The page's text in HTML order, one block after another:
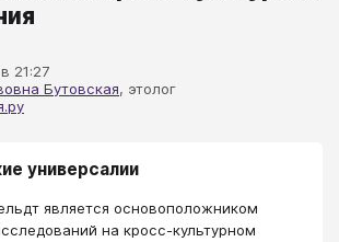
21:27
Бутовская, этолог
универсалии
является основоположником
на кросс-культурном